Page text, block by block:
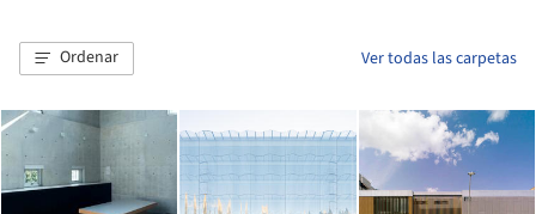
Ordenar Ver todas las carpetas